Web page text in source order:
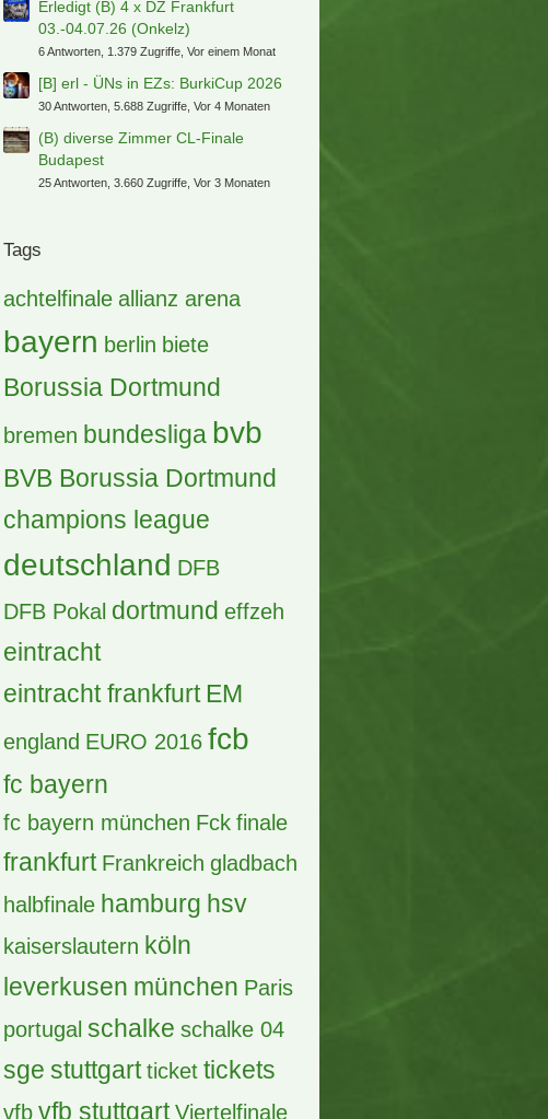
Strassburg
7 Antworten, 697 Zugriffe, Vor einer Woche
> München 12.08.26
3 Antworten, 353 Zugriffe, Vor 6 Tagen
Suche Mitfahrgelegenheit zum
Länderspiel nach Amsterdam
0 Antworten, 268 Zugriffe, Vor einer Woche
S: Onkelz Welcome Hotel
2 Antworten, 741 Zugriffe, Vor 4 Wochen
12.08.26 Supercup-Finale
Erledigt (B) 4 x DZ Frankfurt
03.-04.07.26 (Onkelz)
[B] erl - ÜNs in EZs: BurkiCup 2026
(B) diverse Zimmer CL-Finale
Budapest
Tags
achtelfinale allianz arena
bayern berlin
Borussia Dortmund
bremen bundesliga bvb
BVB Borussia Dortmund
champions league
deutschland
eintracht